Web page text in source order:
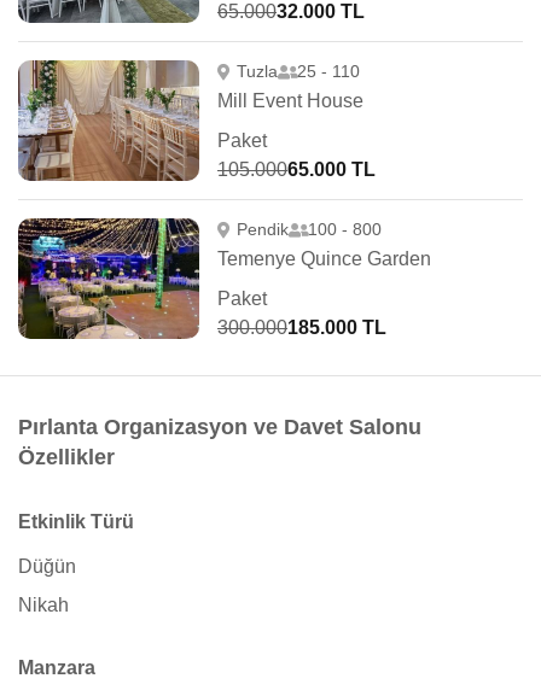
65.00032.000 TL
Tuzla 25 - 110
Mill Event House
Paket
105.00065.000 TL
Pendik 100 - 800
Temenye Quince Garden
Paket
300.000185.000 TL
Pırlanta Organizasyon ve Davet Salonu
Özellikler
Etkinlik Türü
Düğün
Nikah
Manzara